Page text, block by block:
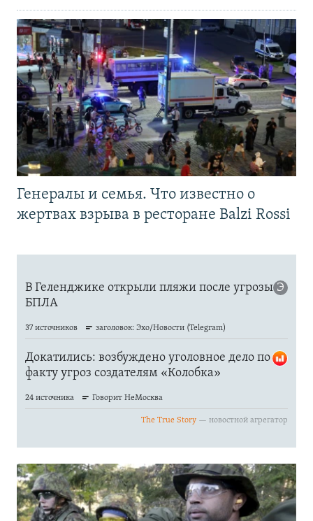
Генералы и семья. Что известно о
жертвах взрыва в ресторане Balzi Rossi